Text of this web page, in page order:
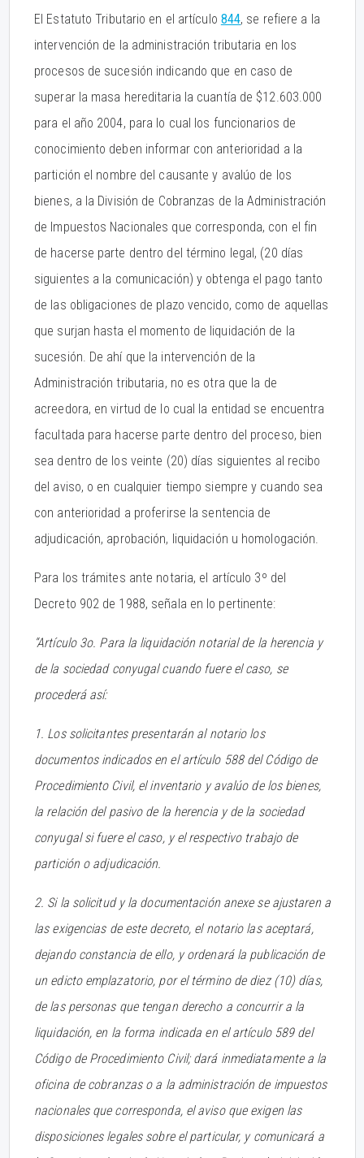
El Estatuto Tributario en el artículo 844, se refiere a la
intervención de la administración tributaria en los
procesos de sucesión indicando que en caso de
superar la masa hereditaria la cuantía de $12.603.000
para el año 2004, para lo cual los funcionarios de
conocimiento deben informar con anterioridad a la
partición el nombre del causante y avalúo de los
bienes, a la División de Cobranzas de la Administración
de Impuestos Nacionales que corresponda, con el fin
de hacerse parte dentro del término legal, (20 días
siguientes a la comunicación) y obtenga el pago tanto
de las obligaciones de plazo vencido, como de aquellas
que surjan hasta el momento de liquidación de la
sucesión. De ahí que la intervención de la
Administración tributaria, no es otra que la de
acreedora, en virtud de lo cual la entidad se encuentra
facultada para hacerse parte dentro del proceso, bien
sea dentro de los veinte (20) días siguientes al recibo
del aviso, o en cualquier tiempo siempre y cuando sea
con anterioridad a proferirse la sentencia de
adjudicación, aprobación, liquidación u homologación.
Para los trámites ante notaria, el artículo 3º del
Decreto 902 de 1988, señala en lo pertinente:
“Artículo 3o. Para la liquidación notarial de la herencia y
de la sociedad conyugal cuando fuere el caso, se
procederá así:
1. Los solicitantes presentarán al notario los
documentos indicados en el artículo 588 del Código de
Procedimiento Civil, el inventario y avalúo de los bienes,
la relación del pasivo de la herencia y de la sociedad
conyugal si fuere el caso, y el respectivo trabajo de
partición o adjudicación.
2. Si la solicitud y la documentación anexe se ajustaren a
las exigencias de este decreto, el notario las aceptará,
dejando constancia de ello, y ordenará la publicación de
un edicto emplazatorio, por el término de diez (10) días,
de las personas que tengan derecho a concurrir a la
liquidación, en la forma indicada en el artículo 589 del
Código de Procedimiento Civil; dará inmediatamente a la
oficina de cobranzas o a la administración de impuestos
nacionales que corresponda, el aviso que exigen las
disposiciones legales sobre el particular, y comunicará a